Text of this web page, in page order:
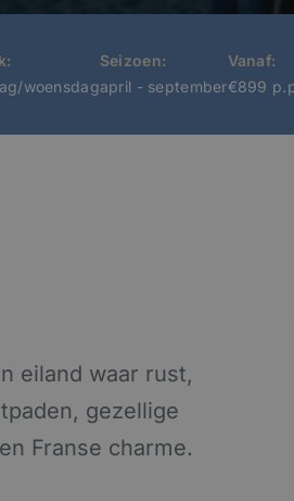
woensdag
Seizoen:
april - september
Vanaf:
€899
eiland waar rust,
gezellige
Franse charme.